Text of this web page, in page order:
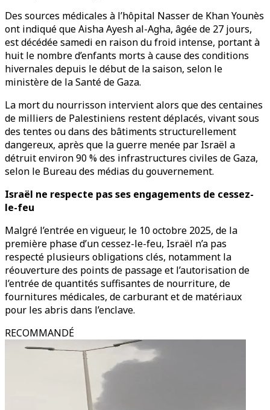
Des sources médicales à l’hôpital Nasser de Khan Younès
ont indiqué que Aisha Ayesh al-Agha, âgée de 27 jours,
est décédée samedi en raison du froid intense, portant à
huit le nombre d’enfants morts à cause des conditions
hivernales depuis le début de la saison, selon le
ministère de la Santé de Gaza.
La mort du nourrisson intervient alors que des centaines
de milliers de Palestiniens restent déplacés, vivant sous
des tentes ou dans des bâtiments structurellement
dangereux, après que la guerre menée par Israël a
détruit environ 90 % des infrastructures civiles de Gaza,
selon le Bureau des médias du gouvernement.
Israël ne respecte pas ses engagements de cessez-
le-feu
Malgré l’entrée en vigueur, le 10 octobre 2025, de la
première phase d’un cessez-le-feu, Israël n’a pas
respecté plusieurs obligations clés, notamment la
réouverture des points de passage et l’autorisation de
l’entrée de quantités suffisantes de nourriture, de
fournitures médicales, de carburant et de matériaux
pour les abris dans l’enclave.
RECOMMANDÉ